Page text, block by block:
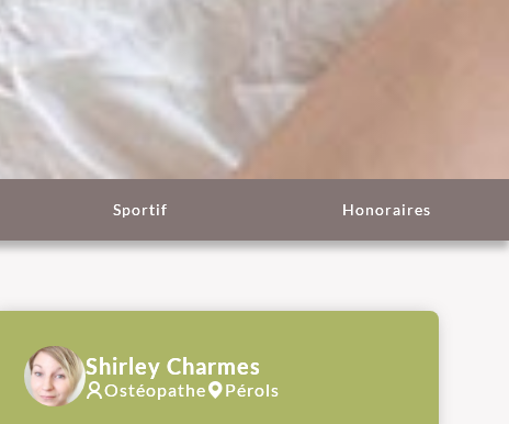
Sportif Honoraires
Shirley Charmes
Ostéopathe Pérols